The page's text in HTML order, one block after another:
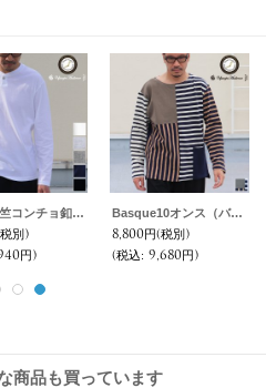
コーマ天竺コンチョ釦ヘンリーネック L/S Tee【MADE IN JAPAN】/ Upscape Audience
別)
円)
Basque10オンス（バスク天竺）クレイジーボートネック L/S Tee 【MADE IN JAPAN】『日本製』 / Upscape Audience
8,800円(税別)
(税込: 9,680円)
商品も買っています